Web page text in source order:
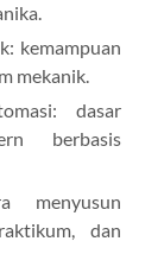
kemampuan
mekanik.
dasar
berbasis
menyusun
dan